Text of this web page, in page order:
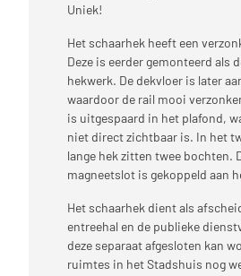
Uniek!
Het schaarhek heeft een
Deze is eerder gemonteerd als
hekwerk. De dekvloer is later
waardoor de rail mooi
is uitgespaard in het plafond,
niet direct zichtbaar is. In het
lange hek zitten twee bochten.
magneetslot is gekoppeld aan
Het schaarhek dient als
entreehal en de publieke
deze separaat afgesloten kan
ruimtes in het Stadshuis nog